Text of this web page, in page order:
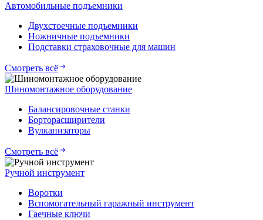
Автомобильные подъемники
Двухстоечные подъемники
Ножничные подъемники
Подставки страховочные для машин
Смотреть всё
Шиномонтажное оборудование
Балансировочные станки
Борторасширители
Вулканизаторы
Смотреть всё
Ручной инструмент
Воротки
Вспомогательный гаражный инструмент
Гаечные ключи